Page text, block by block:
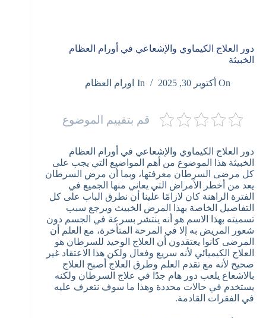
دور العلاج الكيماوي والإشعاعي في أورام العظام
الخبيثة
On أكتوبر 30, 2025 In اورام العظام
قم بتقييم الموضوع
دور العلاج الكيماوي والإشعاعي في أورام العظام
الخبيثة هذا الموضوع من أهم المواضيع التي يجب على
كل مرضى السرطان معرفتها، وبما أن مرض السرطان
يعد من أخطر الأمراض التي يعاني منها الجميع في
الفترة الراهنة كان لازامًا علينا أن نطرق الباب على كل
التفاصيل الخاصة بهذا المرض الخبيث ويرجع سبب
تسميته بهذا الاسم هو أنه ينتشر بسرعة في الجسم دون
شعور المريض به إلا في المرحة المتأخرة، مع العلم أن
المرضى كانوا يعتقدون أن العلاج الوحيد للسرطان هو
العلاج الكيميائي لأنه سريع وفعال ولكن هذا الاعتقاد غير
صحيح لأنه مع تقدم العلم وطرق العلاج أصبح العلاج
بالاشعاع يلعب دور هام جدًا في علاج السرطان ولكنه
يستخدم في حالات محددة وهذا ما سوف نتعرف عليه
في الفقرات القادمة.